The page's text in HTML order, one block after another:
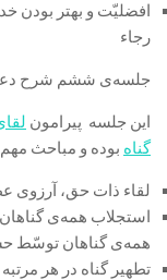
افضلیّت و بهتر بودن
رجاء
جلسه‌ی ششم شرح
این جلسه پیرامون
گناه بوده و مباحث
لقاء ذات حق، آرزوی
استجلاب همه‌ی
همه‌ی گناهان توسّط
تطهیر گناه در هر